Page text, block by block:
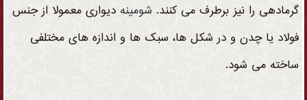
گرمادهی را نیز برطرف می کنند. شومینه دیواری معمولا از جنس
فولاد یا چدن و در شکل ها، سبک ها و اندازه های مختلفی
ساخته می شود.